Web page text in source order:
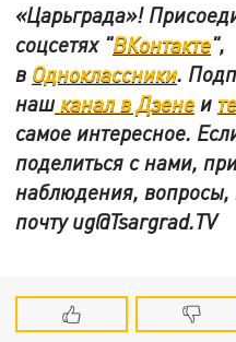
«Царьграда»!
соцсетях "ВКонтакте",
в Одноклассники.
наш канал в Дзене и
самое интересное.
поделиться с нами,
наблюдения, вопросы,
почтуug@Tsargrad.TV